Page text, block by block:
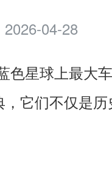
2026-04-28
色星球上最大
它们不仅是